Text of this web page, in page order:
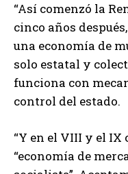
“Así comenzó la
cinco años
una economía de
solo estatal y
funciona con
control del estado.
“Y en el VIII y el IX
“economía de